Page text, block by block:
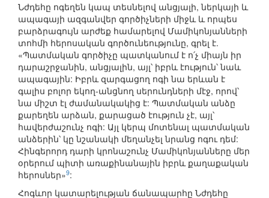
Նժդեհը ոգեղեն կապ տեսնելով անցյալի, ներկայի և
ապագայի ազգանվեր գործիչների միջև և որպես
բարձրագույն արժեք համարելով Մամիկոնյանների
տոհմի հերոսական գործունեությունը, գրել է.
«Պատմական գործիչը պատկանում է ո՛չ միայն իր
դարաշրջանին, անցյալին, այլ՝ իբրև էություն՝ նաև
ապագային: Իբրև զարգացող ոգի նա երևան է
գալիս բոլոր եկող-անցնող սերունդների մէջ, որով՝
նա միշտ էլ ժամանակակից է: Պատմական անձը
քարեղեն արձան, քարացած էություն չէ, այլ՝
հավերժաշունչ ոգի: Այլ կերպ մոտենալ պատմական
անձերին՝ կը նշանակի մեղանչել նրանց ոգու դեմ:
Հինգերորդ դարի կրոնաշունչ Մամիկոնյանները մեր
օրերում պիտի առաքինանային իբրև քաղաքական
հերոսներ»9:
Հոգևոր կատարելության ճանապարհը Նժդեհը